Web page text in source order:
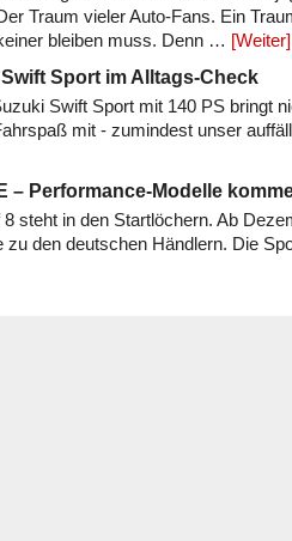
Traum vieler Auto-Fans. Ein
bleiben muss. Denn … [Weiter]
Sport im Alltags-Check
Swift Sport mit 140 PS bringt
mit - zumindest unser
– Performance-Modelle
steht in den Startlöchern. Ab
zu den deutschen Händlern. Die